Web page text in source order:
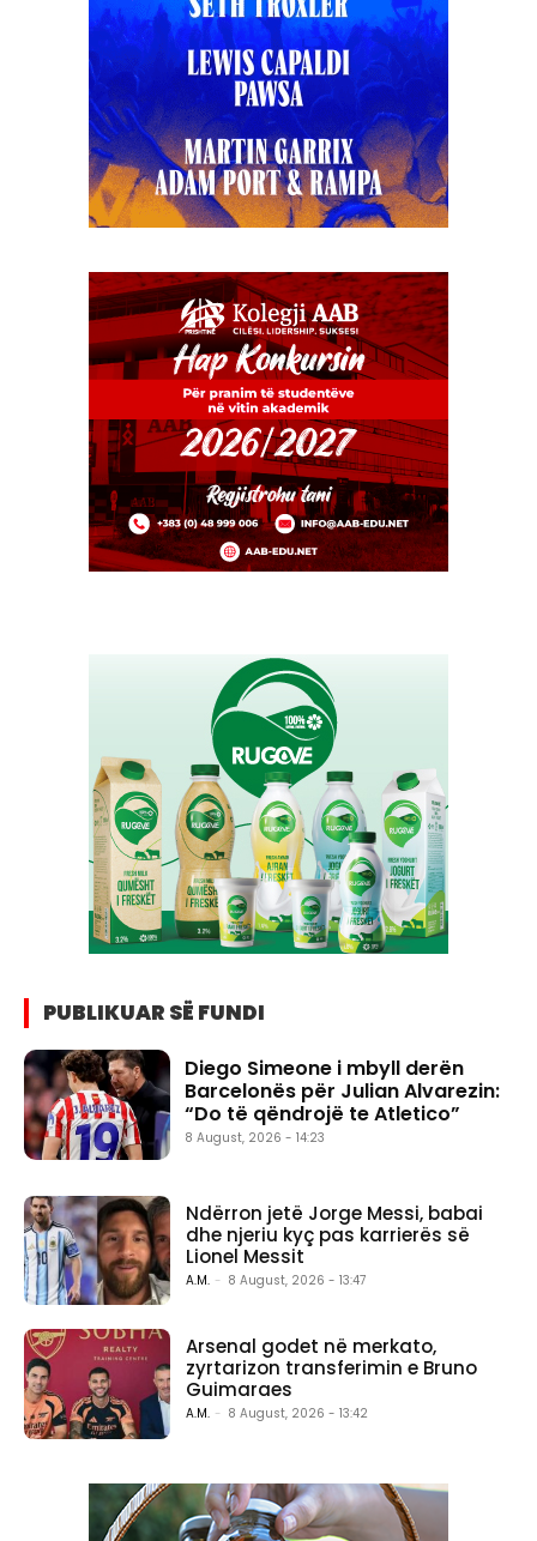
PUBLIKUAR SË FUNDI
Diego Simeone i mbyll derën
Barcelonës për Julian Alvarezin:
“Do të qëndrojë te Atletico”
8 August, 2026 - 14:23
Ndërron jetë Jorge Messi, babai
dhe njeriu kyç pas karrierës së
Lionel Messit
A.M. - 8 August, 2026 - 13:47
Arsenal godet në merkato,
zyrtarizon transferimin e Bruno
Guimaraes
A.M. - 8 August, 2026 - 13:42